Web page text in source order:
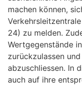
machen können,
24) zu melden.
Wertgegenstände
zurückzulassen
abzuschliessen. In
auch auf ihre